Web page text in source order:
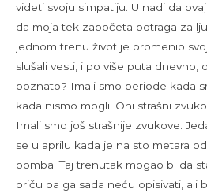
videti svoju simpatiju. U nadi da
da moja tek započeta potraga za
jednom trenu život je promenio
slušali vesti, i po više puta dnevno,
poznato? Imali smo periode kada
kada nismo mogli. Oni strašni
Imali smo još strašnije zvukove.
se u aprilu kada je na sto metara
bomba. Taj trenutak mogao bi da
priču pa ga sada neću opisivati, ali